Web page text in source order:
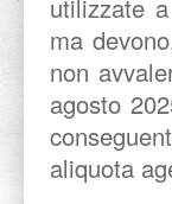
utilizzate
ma
non
agosto